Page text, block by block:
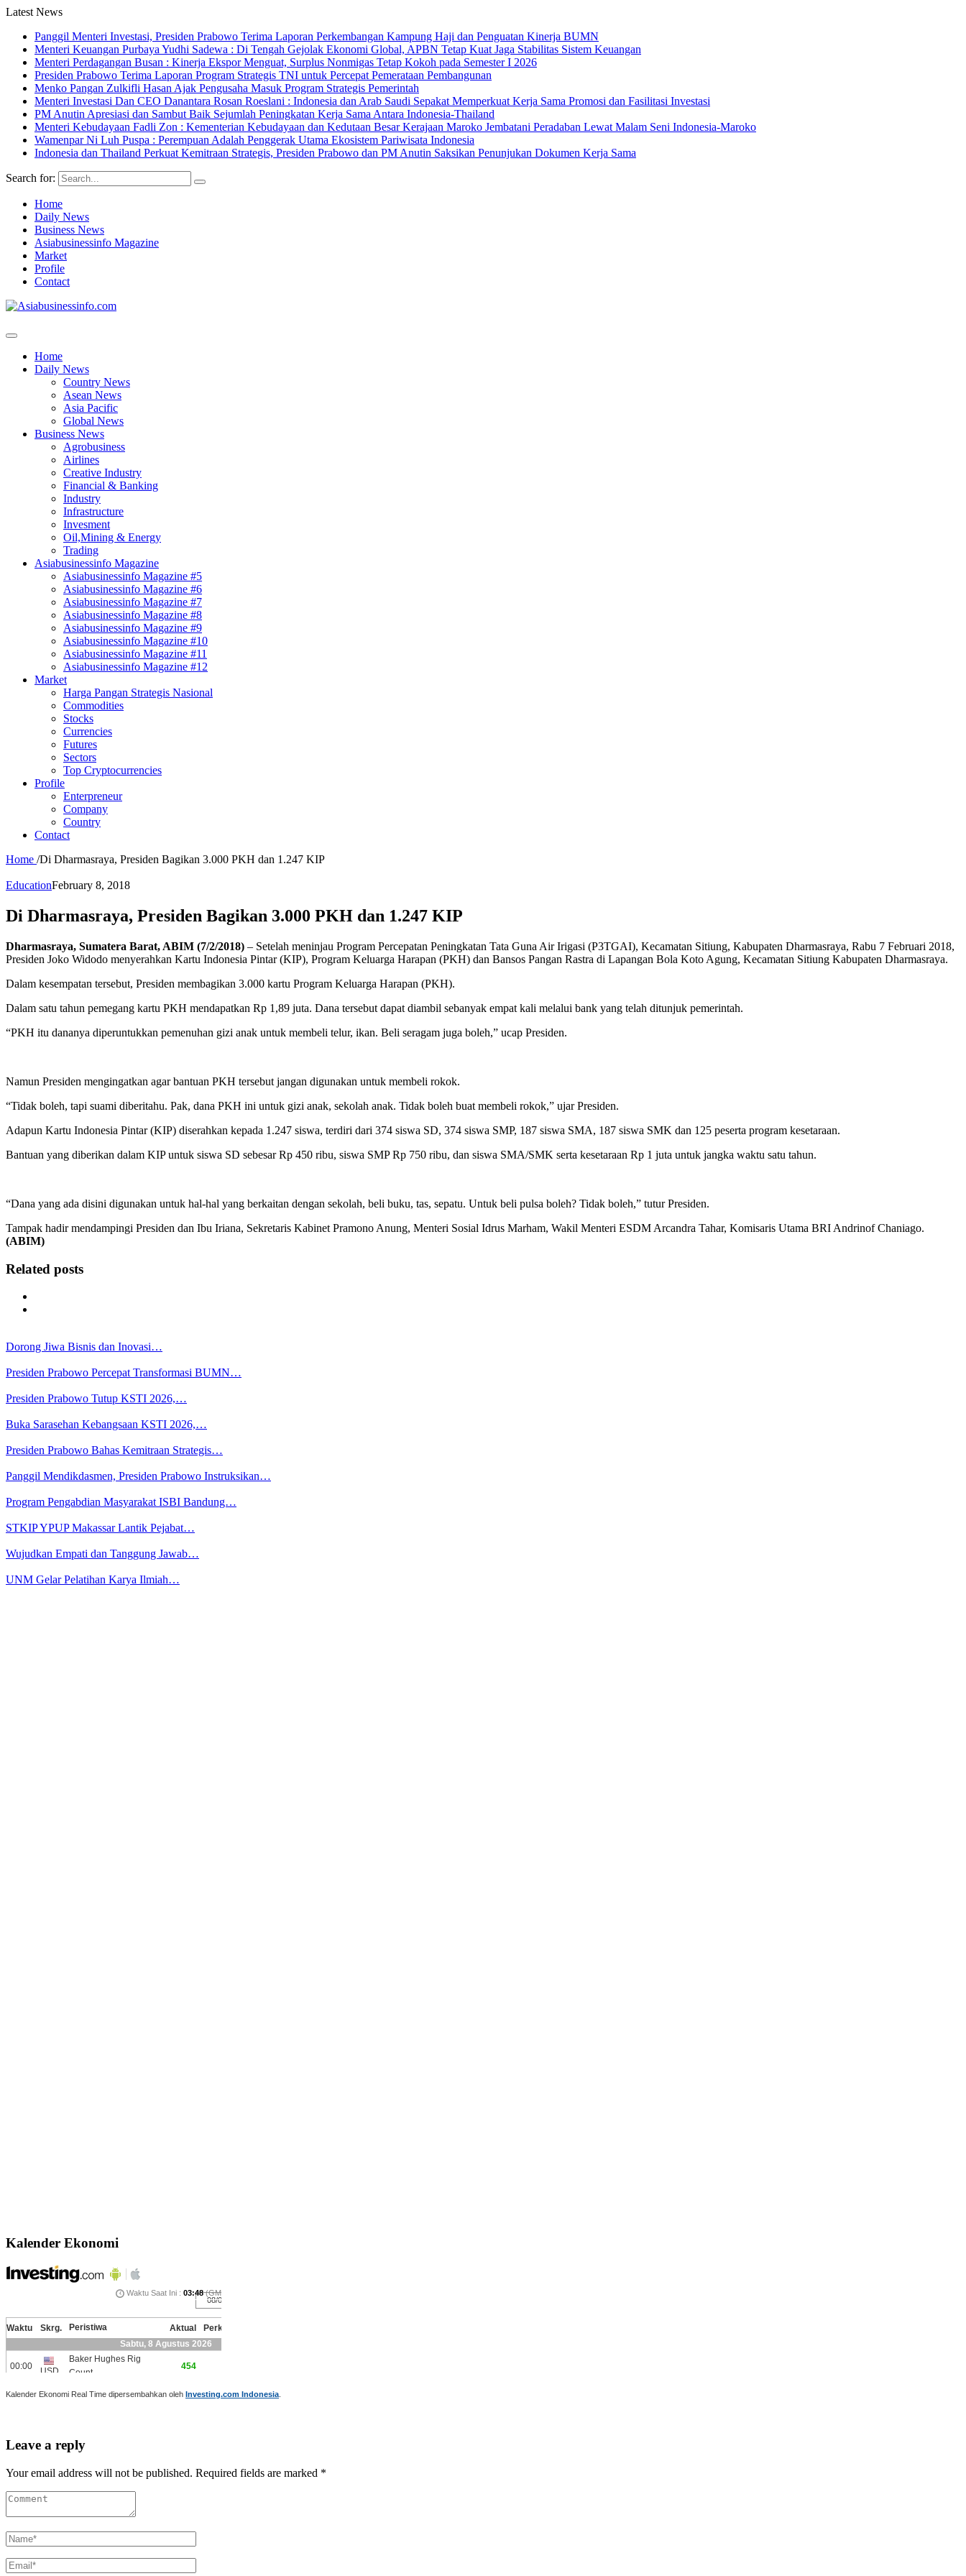
Latest News
Panggil Menteri Investasi, Presiden Prabowo Terima Laporan Perkembangan Kampung Haji dan Penguatan Kinerja BUMN
Menteri Keuangan Purbaya Yudhi Sadewa : Di Tengah Gejolak Ekonomi Global, APBN Tetap Kuat Jaga Stabilitas Sistem Keuangan
Menteri Perdagangan Busan : Kinerja Ekspor Menguat, Surplus Nonmigas Tetap Kokoh pada Semester I 2026
Presiden Prabowo Terima Laporan Program Strategis TNI untuk Percepat Pemerataan Pembangunan
Menko Pangan Zulkifli Hasan Ajak Pengusaha Masuk Program Strategis Pemerintah
Menteri Investasi Dan CEO Danantara Rosan Roeslani : Indonesia dan Arab Saudi Sepakat Memperkuat Kerja Sama Promosi dan Fasilitasi Investasi
PM Anutin Apresiasi dan Sambut Baik Sejumlah Peningkatan Kerja Sama Antara Indonesia-Thailand
Menteri Kebudayaan Fadli Zon : Kementerian Kebudayaan dan Kedutaan Besar Kerajaan Maroko Jembatani Peradaban Lewat Malam Seni Indonesia-Maroko
Wamenpar Ni Luh Puspa : Perempuan Adalah Penggerak Utama Ekosistem Pariwisata Indonesia
Indonesia dan Thailand Perkuat Kemitraan Strategis, Presiden Prabowo dan PM Anutin Saksikan Penunjukan Dokumen Kerja Sama
Search for:
Home
Daily News
Business News
Asiabusinessinfo Magazine
Market
Profile
Contact
Home
Daily News
Country News
Asean News
Asia Pacific
Global News
Business News
Agrobusiness
Airlines
Creative Industry
Financial & Banking
Industry
Infrastructure
Invesment
Oil,Mining & Energy
Trading
Asiabusinessinfo Magazine
Asiabusinessinfo Magazine #5
Asiabusinessinfo Magazine #6
Asiabusinessinfo Magazine #7
Asiabusinessinfo Magazine #8
Asiabusinessinfo Magazine #9
Asiabusinessinfo Magazine #10
Asiabusinessinfo Magazine #11
Asiabusinessinfo Magazine #12
Market
Harga Pangan Strategis Nasional
Commodities
Stocks
Currencies
Futures
Sectors
Top Cryptocurrencies
Profile
Enterpreneur
Company
Country
Contact
Home /Di Dharmasraya, Presiden Bagikan 3.000 PKH dan 1.247 KIP
EducationFebruary 8, 2018
Di Dharmasraya, Presiden Bagikan 3.000 PKH dan 1.247 KIP
Dharmasraya, Sumatera Barat, ABIM (7/2/2018) – Setelah meninjau Program Percepatan Peningkatan Tata Guna Air Irigasi (P3TGAI), Kecamatan Sitiung, Kabupaten Dharmasraya, Rabu 7 Februari 2018,
Presiden Joko Widodo menyerahkan Kartu Indonesia Pintar (KIP), Program Keluarga Harapan (PKH) dan Bansos Pangan Rastra di Lapangan Bola Koto Agung, Kecamatan Sitiung Kabupaten Dharmasraya.
Dalam kesempatan tersebut, Presiden membagikan 3.000 kartu Program Keluarga Harapan (PKH).
Dalam satu tahun pemegang kartu PKH mendapatkan Rp 1,89 juta. Dana tersebut dapat diambil sebanyak empat kali melalui bank yang telah ditunjuk pemerintah.
“PKH itu dananya diperuntukkan pemenuhan gizi anak untuk membeli telur, ikan. Beli seragam juga boleh,” ucap Presiden.
Namun Presiden mengingatkan agar bantuan PKH tersebut jangan digunakan untuk membeli rokok.
“Tidak boleh, tapi suami diberitahu. Pak, dana PKH ini untuk gizi anak, sekolah anak. Tidak boleh buat membeli rokok,” ujar Presiden.
Adapun Kartu Indonesia Pintar (KIP) diserahkan kepada 1.247 siswa, terdiri dari 374 siswa SD, 374 siswa SMP, 187 siswa SMA, 187 siswa SMK dan 125 peserta program kesetaraan.
Bantuan yang diberikan dalam KIP untuk siswa SD sebesar Rp 450 ribu, siswa SMP Rp 750 ribu, dan siswa SMA/SMK serta kesetaraan Rp 1 juta untuk jangka waktu satu tahun.
“Dana yang ada disini digunakan untuk hal-hal yang berkaitan dengan sekolah, beli buku, tas, sepatu. Untuk beli pulsa boleh? Tidak boleh,” tutur Presiden.
Tampak hadir mendampingi Presiden dan Ibu Iriana, Sekretaris Kabinet Pramono Anung, Menteri Sosial Idrus Marham, Wakil Menteri ESDM Arcandra Tahar, Komisaris Utama BRI Andrinof Chaniago.
(ABIM)
Related posts
Dorong Jiwa Bisnis dan Inovasi…
Presiden Prabowo Percepat Transformasi BUMN…
Presiden Prabowo Tutup KSTI 2026,…
Buka Sarasehan Kebangsaan KSTI 2026,…
Presiden Prabowo Bahas Kemitraan Strategis…
Panggil Mendikdasmen, Presiden Prabowo Instruksikan…
Program Pengabdian Masyarakat ISBI Bandung…
STKIP YPUP Makassar Lantik Pejabat…
Wujudkan Empati dan Tanggung Jawab…
UNM Gelar Pelatihan Karya Ilmiah…
Kalender Ekonomi
Kalender Ekonomi Real Time dipersembahkan oleh Investing.com Indonesia
Leave a reply
Your email address will not be published. Required fields are marked *